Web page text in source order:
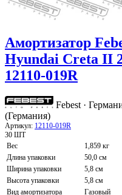
Амортизатор
Hyundai Creta II
12110-019R
Febest ·
(Германия)
Артикул: 12110-019R
30 ШТ
Вес
1,859 кг
Длина упаковки
50,0 см
Ширина упаковки
5,8 см
Высота упаковки
5,8 см
Вид амортизатора
Газовый